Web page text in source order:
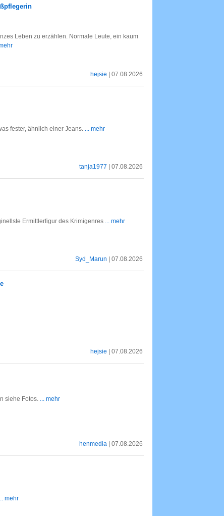
Leben zu erzählen. Normale Leute, ein kaum
hejsie | 07.08.2026
fester, ähnlich einer Jeans. ... mehr
tanja1977 | 07.08.2026
Ermittlerfigur des Krimigenres ... mehr
Syd_Marun | 07.08.2026
hejsie | 07.08.2026
siehe Fotos. ... mehr
henmedia | 07.08.2026
mehr